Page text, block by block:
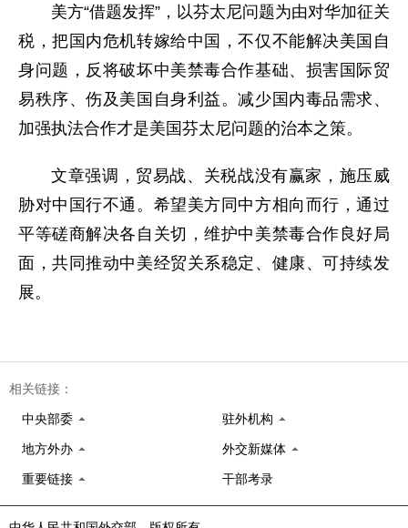
美方“借题发挥”，以芬太尼问题为由对华加征关
税，把国内危机转嫁给中国，不仅不能解决美国自
身问题，反将破坏中美禁毒合作基础、损害国际贸
易秩序、伤及美国自身利益。减少国内毒品需求、
加强执法合作才是美国芬太尼问题的治本之策。
文章强调，贸易战、关税战没有赢家，施压威
胁对中国行不通。希望美方同中方相向而行，通过
平等磋商解决各自关切，维护中美禁毒合作良好局
面，共同推动中美经贸关系稳定、健康、可持续发
展。
相关链接：
中央部委 驻外机构
地方外办 外交新媒体
重要链接 干部考录